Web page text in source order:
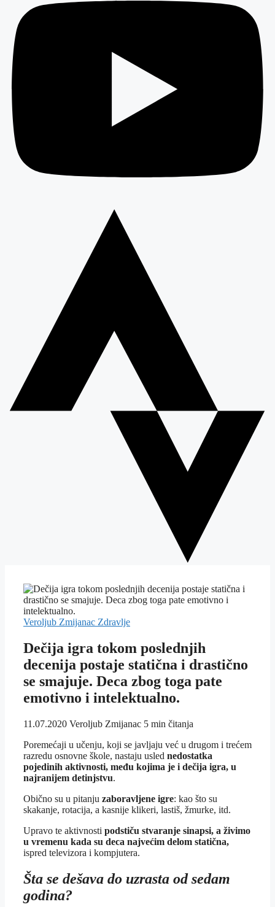
Veroljub Zmijanac Zdravlje
Dečija igra tokom poslednjih
decenija postaje statična i drastično
se smajuje. Deca zbog toga pate
emotivno i intelektualno.
11.07.2020 Veroljub Zmijanac 5 min čitanja
Poremećaji u učenju, koji se javljaju već u drugom i trećem
razredu osnovne škole, nastaju usled nedostatka
pojedinih aktivnosti, među kojima je i dečija igra, u
najranijem detinjstvu.
Obično su u pitanju zaboravljene igre: kao što su
skakanje, rotacija, a kasnije klikeri, lastiš, žmurke, itd.
Upravo te aktivnosti podstiču stvaranje sinapsi, a živimo
u vremenu kada su deca najvećim delom statična,
ispred televizora i kompjutera.
Šta se dešava do uzrasta od sedam
godina?